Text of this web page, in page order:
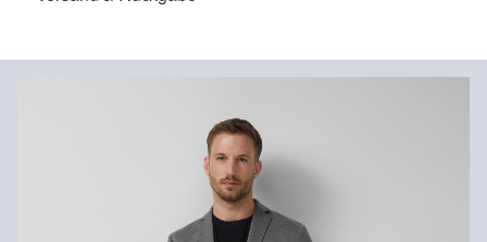
Futter: teilweise gefüttert
Deine Bestellung wird innerhalb von 3–5 Werktagen per Post AT
Du kannst deine Artikel innerhalb von 14 Tagen kostenlos an uns